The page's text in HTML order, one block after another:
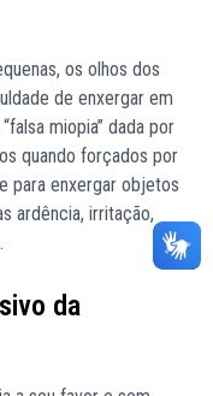
os olhos dos
de enxergar em
miopia” dada por
quando forçados por
para enxergar objetos
ardência, irritação,
da